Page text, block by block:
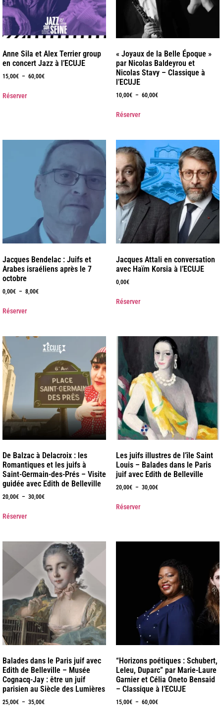
Anne Sila et Alex Terrier group
en concert Jazz à l’ECUJE
15,00€ – 60,00€
Réserver
« Joyaux de la Belle Époque »
par Nicolas Baldeyrou et
Nicolas Stavy – Classique à
l’ECUJE
10,00€ – 60,00€
Réserver
Jacques Bendelac : Juifs et
Arabes israéliens après le 7
octobre
0,00€ – 8,00€
Réserver
Jacques Attali en conversation
avec Haïm Korsia à l’ECUJE
0,00€
Réserver
De Balzac à Delacroix : les
Romantiques et les juifs à
Saint-Germain-des-Prés – Visite
guidée avec Edith de Belleville
20,00€ – 30,00€
Réserver
Les juifs illustres de l’île Saint
Louis – Balades dans le Paris
juif avec Edith de Belleville
20,00€ – 30,00€
Réserver
Balades dans le Paris juif avec
Edith de Belleville – Musée
Cognacq-Jay : être un juif
parisien au Siècle des Lumières
25,00€ – 35,00€
“Horizons poétiques : Schubert,
Leleu, Duparc” par Marie-Laure
Garnier et Célia Oneto Bensaid
– Classique à l’ECUJE
15,00€ – 60,00€